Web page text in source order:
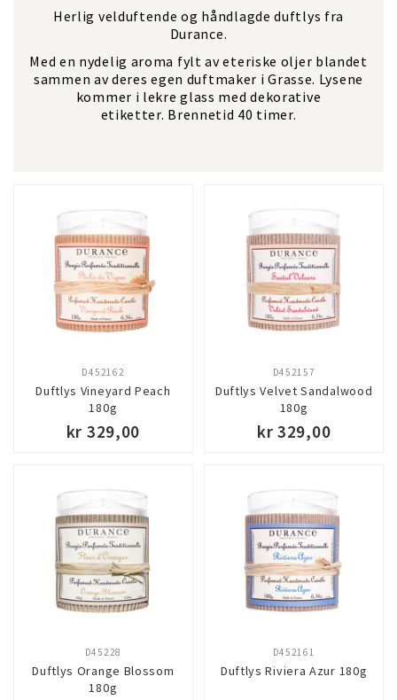
Herlig velduftende og håndlagde duftlys fra
Durance.
Med en nydelig aroma fylt av eteriske oljer blandet
sammen av deres egen duftmaker i Grasse. Lysene
kommer i lekre glass med dekorative
etiketter. Brennetid 40 timer.
Duftlys Vineyard Peach
180g
D452162
kr 329,00
Duftlys Velvet Sandalwood
180g
D452157
kr 329,00
Duftlys Orange Blossom
180g
D45228
Duftlys Riviera Azur 180g
D452161